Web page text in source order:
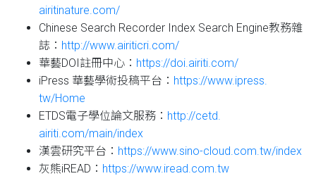
airitinature.com/
Chinese Search Recorder Index Search Engine教務雜
誌： http://www.airiticri.com/
華藝DOI註冊中心： https://doi.airiti.com/
iPress 華藝學術投稿平台： https://www.ipress.
tw/Home
ETDS電子學位論文服務： http://cetd.
airiti.com/main/index
漢雲研究平台： https://www.sino-cloud.com.tw/index
灰熊iREAD： https://www.iread.com.tw